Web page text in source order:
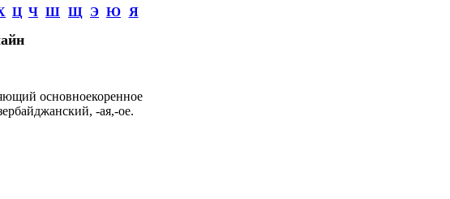
Ц Ч Ш Щ Э Ю Я
основноекоренное
-ая,-ое.